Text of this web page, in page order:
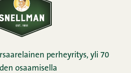
perheyritys, yli 70
osaamisella